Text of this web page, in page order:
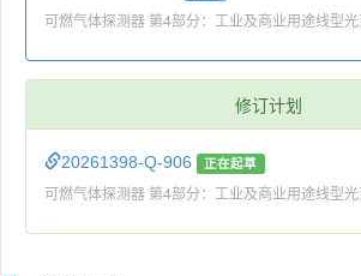
可燃气体探测器 第4部分：工业及商业用途线型
修订计划
20261398-Q-906 正在起草
可燃气体探测器 第4部分：工业及商业用途线型